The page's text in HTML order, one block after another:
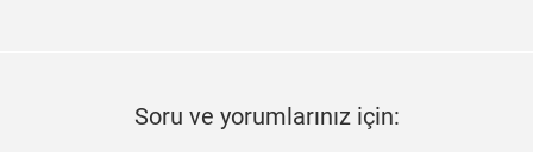
Soru ve yorumlarınız için: